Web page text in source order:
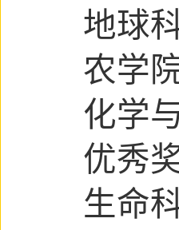
地球
农学
化学
优秀
生命